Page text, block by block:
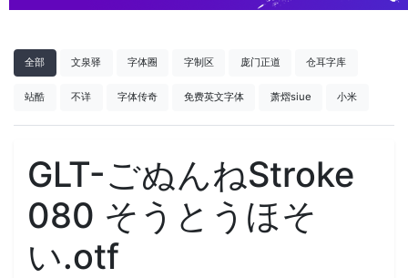
全部 文泉驿 字体圈 字制区 庞门正道 仓耳字库
站酷 不详 字体传奇 免费英文字体 萧熠siue 小米
GLT-ごぬんねStroke
080 そうとうほそ
い.otf